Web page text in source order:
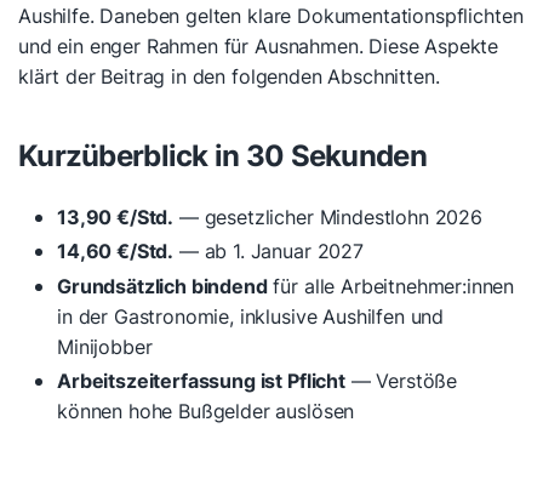
Aushilfe. Daneben gelten klare Dokumentationspflichten
und ein enger Rahmen für Ausnahmen. Diese Aspekte
klärt der Beitrag in den folgenden Abschnitten.
Kurzüberblick in 30 Sekunden
13,90 €/Std. — gesetzlicher Mindestlohn 2026
14,60 €/Std. — ab 1. Januar 2027
Grundsätzlich bindendfür alle Arbeitnehmer:innen
in der Gastronomie, inklusive Aushilfen und
Minijobber
Arbeitszeiterfassung ist Pflicht— Verstöße
können hohe Bußgelder auslösen